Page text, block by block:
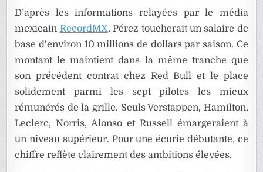
D’après les informations relayées par le média
mexicain RecordMX, Pérez toucherait un salaire de
base d’environ 10 millions de dollars par saison. Ce
montant le maintient dans la même tranche que
son précédent contrat chez Red Bull et le place
solidement parmi les sept pilotes les mieux
rémunérés de la grille. Seuls Verstappen, Hamilton,
Leclerc, Norris, Alonso et Russell émargeraient à
un niveau supérieur. Pour une écurie débutante, ce
chiffre reflète clairement des ambitions élevées.